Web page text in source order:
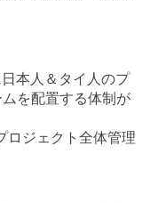
本人＆タイ人のプ
を配置する体制が
ロジェクト全体管理